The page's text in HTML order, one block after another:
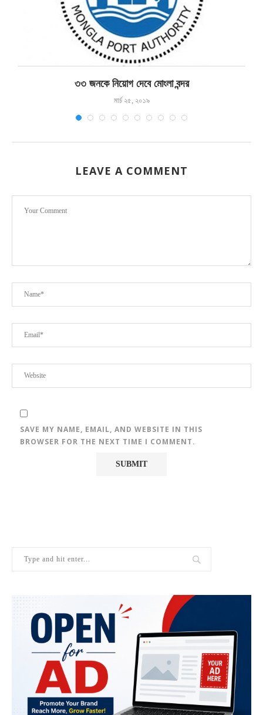
৩৩ জনকে নিয়োগ দেবে মোংলা বন্দর
মার্চ ২৫, ২০১৯
LEAVE A COMMENT
SAVE MY NAME, EMAIL, AND WEBSITE IN THIS
BROWSER FOR THE NEXT TIME I COMMENT.